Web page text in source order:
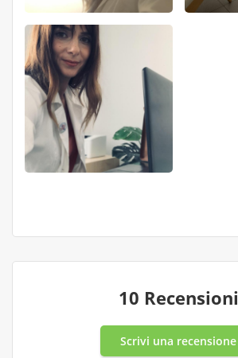
10 Recensioni
Scrivi una recensione